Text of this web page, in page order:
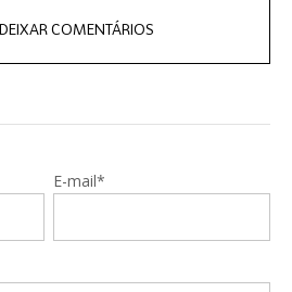
DEIXAR COMENTÁRIOS
E-mail*